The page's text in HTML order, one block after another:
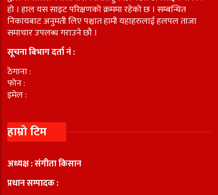
हो । हाल यस साइट परिक्षणको क्रममा रहेको छ । सम्बन्धित
निकायबाट अनुमती लिए पश्चात हामी यहाहरुलाई हलपल ताजा
समाचार उपलब्ध गराउने छौ ।
सूचना बिभाग दर्ता नं :
ठेगाना :
फोन :
इमेल :
हाम्रो टिम
अध्यक्ष : संगीता किसान
प्रधान सम्पादक :